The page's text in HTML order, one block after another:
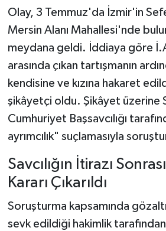
Olay, 3 Temmuz'da İzmir'in
Mersin Alanı Mahallesi'nde
meydana geldi. İddiaya göre
arasında çıkan tartışmanın
kendisine ve kızına hakaret
şikâyetçi oldu. Şikâyet üzerine
Cumhuriyet Başsavcılığı
ayrımcılık" suçlamasıyla
Savcılığın İtirazı
Kararı Çıkarıldı
Soruşturma kapsamında
sevk edildiği hakimlik